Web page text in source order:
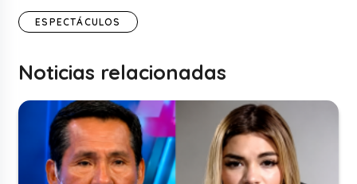
ESPECTÁCULOS
Noticias relacionadas